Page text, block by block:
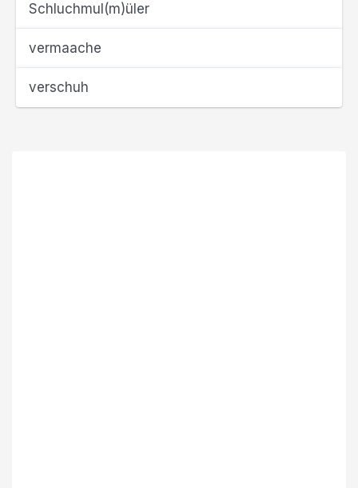
Schluchmul(m)üler
vermaache
verschuh